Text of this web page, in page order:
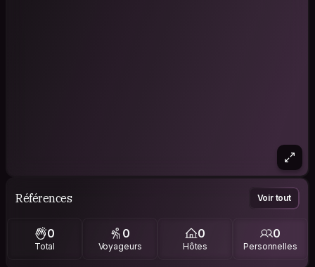
Références Voir tout
0
Total
0
Voyageurs
0
Hôtes
0
Personnelles